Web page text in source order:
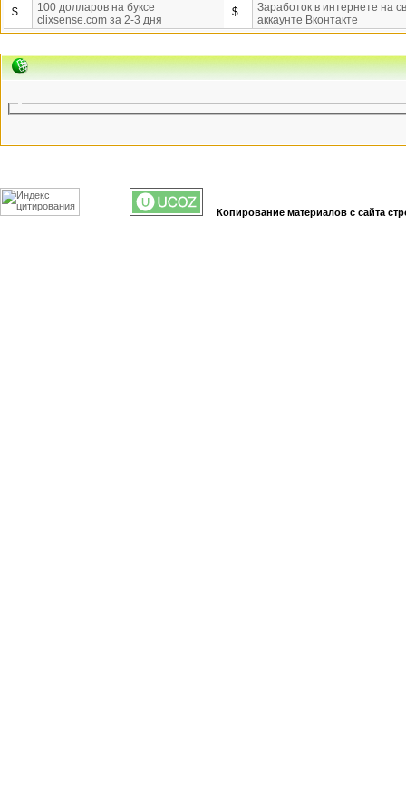
$
100 долларов на буксе
clixsense.com за 2-3 дня
$
Заработок в интернете на
аккаунте Вконтакте
Копирование материалов с сайта